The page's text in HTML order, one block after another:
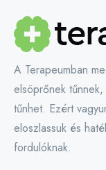
A Terapeumban
elsöprőnek
tűnhet. Ezért
eloszlassuk és
fordulóknak.